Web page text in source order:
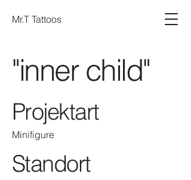
Mr.T Tattoos
"inner child"
Projektart
Minifigure
Standort